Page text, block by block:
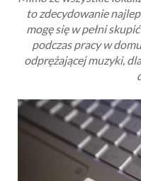
to zdecydowanie
mogę się w pełni
podczas pracy w
odprężającej muzyki,